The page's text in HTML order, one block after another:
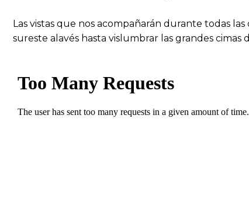
Las vistas que nos acompañarán durante todas
sureste alavés hasta vislumbrar las grandes cimas